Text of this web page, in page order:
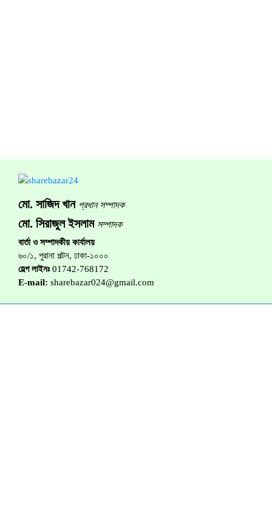
মো. সাজিদ খান প্রধান সম্পাদক
মো. সিরাজুল ইসলাম সম্পাদক
বার্তা ও সম্পাদকীয় কার্যালয়
৬০/১, পুরানা পল্টন, ঢাকা-১০০০
হেল্প লাইনঃ 01742-768172
E-mail: sharebazar024@gmail.com